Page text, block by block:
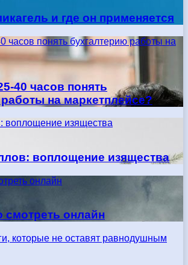
и где он применяется
часов понять бухгалтерию работы на
40 часов понять
на маркетплейсе?
воплощение изящества
воплощение изящества
онлайн
смотреть онлайн
которые не оставят равнодушным